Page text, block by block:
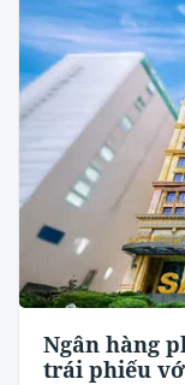
Ngân hàng
trái phiếu